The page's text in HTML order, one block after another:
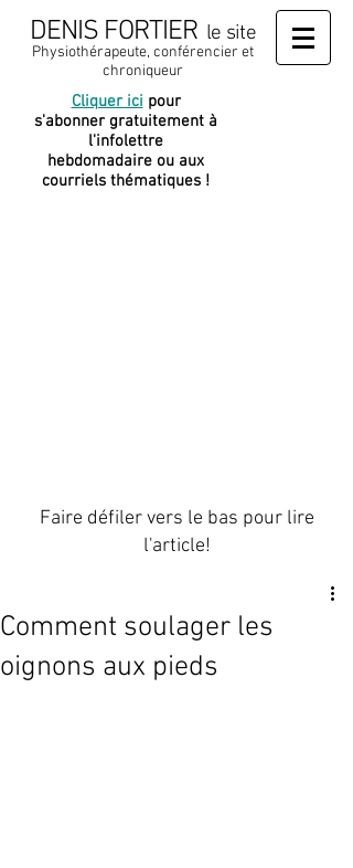
DENIS FORTIER le site
Physiothérapeute, conférencier et
chroniqueur
Cliquer ici pour
s'abonner gratuitement à
l'infolettre
hebdomadaire ou aux
courriels thématiques !
Faire défiler vers le bas pour lire
l'article!
Comment soulager les
oignons aux pieds